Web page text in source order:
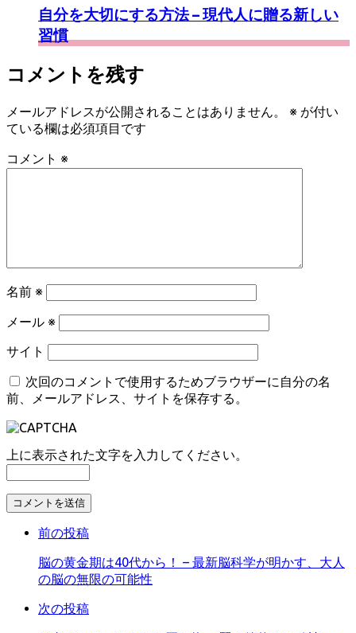
自分を大切にする方法 – 現代人に贈る新しい
習慣
コメントを残す
メールアドレスが公開されることはありません。 ※ が付い
ている欄は必須項目です
コメント ※
名前 ※
メール ※
サイト
次回のコメントで使用するためブラウザーに自分の名
前、メールアドレス、サイトを保存する。
上に表示された文字を入力してください。
コ
メ
す
る
前の投稿
脳の黄金期は40代から！ – 最新脳科学が明かす、大人
の脳の無限の可能性
次の投稿